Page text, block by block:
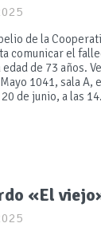
de la
comunicar el
edad de 73 años.
1041, sala A,
de junio, a las
«El